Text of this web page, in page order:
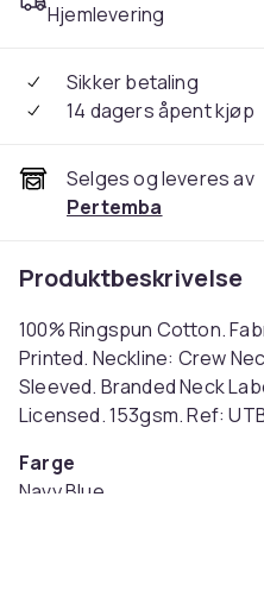
Hjemlevering
Sikker betaling
14 dagers åpent kjøp
Selges og leveres av
Pertemba
Produktbeskrivelse
100% Ringspun Cotton.
Printed. Neckline: Crew
Sleeved. Branded Neck
Licensed. 153gsm. Ref:
Farge
Navy Blue